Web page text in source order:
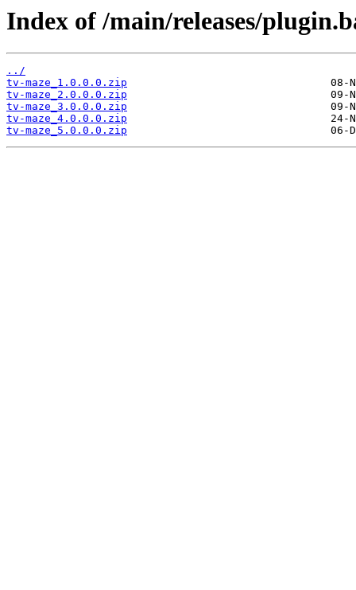
Index of /main/releases/
../
tv-maze_1.0.0.0.zip
tv-maze_2.0.0.0.zip
tv-maze_3.0.0.0.zip
tv-maze_4.0.0.0.zip
tv-maze_5.0.0.0.zip